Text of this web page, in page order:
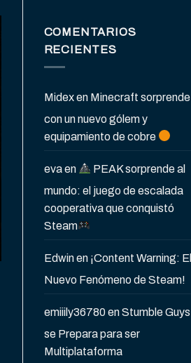
COMENTARIOS
RECIENTES
Midexen Minecraft sorprende
con un nuevo gólem y
equipamiento de cobre
evaen
PEAK sorprende al
mundo: el juego de escalada
cooperativa que conquistó
Steam
Edwinen ¡Content Warning: El
Nuevo Fenómeno de Steam!
emiiily36780enStumble Guys
se Prepara para ser
Multiplataforma